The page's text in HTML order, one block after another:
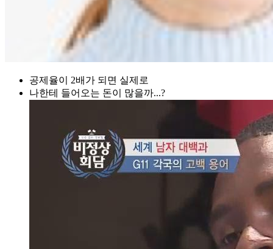
공제율이 2배가 되면 실제로
나한테 들어오는 돈이 많을까...?